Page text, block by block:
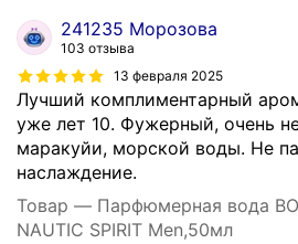
241235 Морозова
103 отзыва
13 февраля 2025
Лучший комплиментарный
уже лет 10. Фужерный, очень
маракуйи, морской воды. Не
наслаждение.
Товар — Парфюмерная вода
NAUTIC SPIRIT Men,50мл